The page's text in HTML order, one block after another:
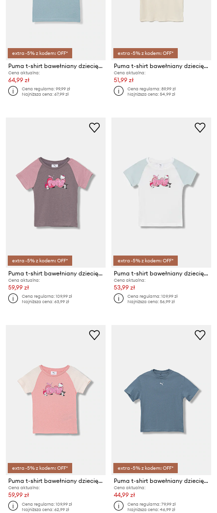
extra -5% z kodem: OFF*
Puma t-shirt bawełniany dziecięcy ESS TAPE
Cena aktualna:
64,99 zł
Cena regularna:99,99 zł
Najniższa cena:67,99 zł
extra -5% z kodem: OFF*
Puma t-shirt bawełniany dziecięcy CLASS Tee II G
Cena aktualna:
51,99 zł
Cena regularna:89,99 zł
Najniższa cena:54,99 zł
extra -5% z kodem: OFF*
Puma t-shirt bawełniany dziecięcy PUMA X HELLO KITTY & FRIENDS Slim Tee
Cena aktualna:
59,99 zł
Cena regularna:109,99 zł
Najniższa cena:63,99 zł
extra -5% z kodem: OFF*
Puma t-shirt bawełniany dziecięcy PUMA X HELLO KITTY & FRIENDS Slim Tee
Cena aktualna:
53,99 zł
Cena regularna:109,99 zł
Najniższa cena:56,99 zł
extra -5% z kodem: OFF*
Puma t-shirt bawełniany dziecięcy PUMA X HELLO KITTY & FRIENDS Slim Tee
Cena aktualna:
59,99 zł
Cena regularna:109,99 zł
Najniższa cena:62,99 zł
extra -5% z kodem: OFF*
Puma t-shirt bawełniany dziecięcy ESS Boxy Tee G
Cena aktualna:
44,99 zł
Cena regularna:79,99 zł
Najniższa cena:46,99 zł